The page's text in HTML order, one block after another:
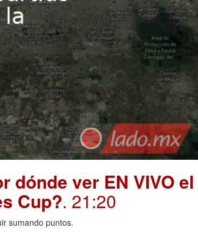
dónde ver EN VIVO el
Cup?. 21:20
sumando puntos.